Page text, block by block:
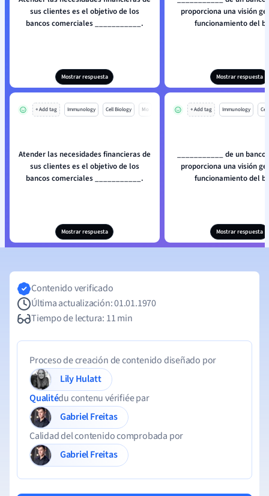
sus clientes es el objetivo de los
bancos comerciales ___________.
Mostrar respuesta
proporciona una visión
funcionamiento del
Mostrar respuesta
+ Add tag Immunology Cell Biology Mo
Atender las necesidades financieras de
sus clientes es el objetivo de los
bancos comerciales ___________.
Mostrar respuesta
+ Add tag Immunology
___________ de un
proporciona una visión
funcionamiento del
Mostrar respuesta
Contenido verificado
Última actualización: 01.01.1970
Tiempo de lectura: 11 min
Proceso de creación de contenido diseñado por
Lily Hulatt
Qualitédu contenu vérifiée par
Gabriel Freitas
Calidad del contenido comprobada por
Gabriel Freitas